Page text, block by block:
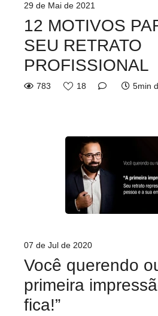
29 de Mai de 2021
12 MOTIVOS
SEU RETRATO
PROFISSIONAL
783 18 5min
07 de Jul de 2020
Você querendo
primeira
fica!”